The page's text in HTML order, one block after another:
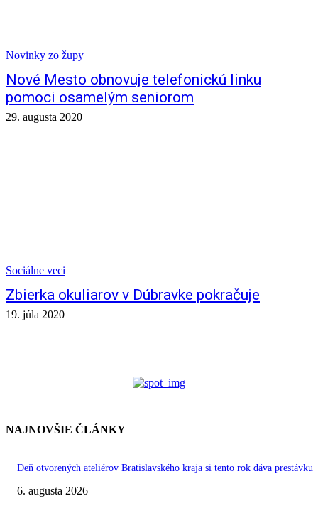
Novinky zo župy
Nové Mesto obnovuje telefonickú linku
pomoci osamelým seniorom
29. augusta 2020
Sociálne veci
Zbierka okuliarov v Dúbravke pokračuje
19. júla 2020
NAJNOVŠIE ČLÁNKY
Deň otvorených ateliérov Bratislavského kraja si tento rok dáva prestávku
6. augusta 2026